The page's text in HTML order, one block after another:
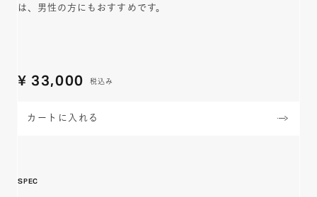
は、男性の方にもおすすめです。
¥ 33,000 税込み
カートに入れる
SPEC